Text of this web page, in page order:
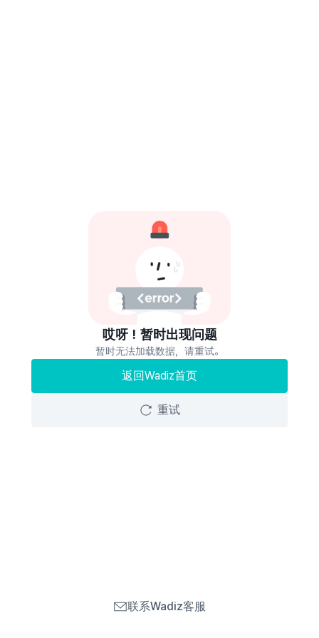
哎呀！暂时出现问题
暂时无法加载数据，请重试。
返回Wadiz首页
重试
联系Wadiz客服